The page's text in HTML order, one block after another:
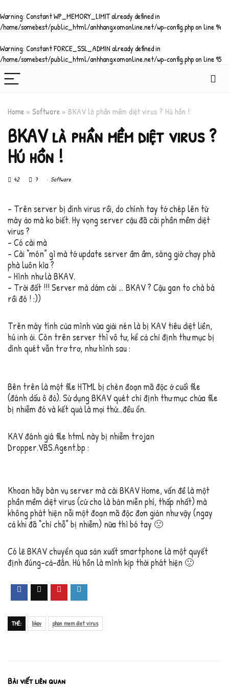
Warning: Constant WP_MEMORY_LIMIT already defined in
/home/somebest/public_html/anhhangxomonline.net/wp-config.phpon line94
Warning: Constant FORCE_SSL_ADMIN already defined in
/home/somebest/public_html/anhhangxomonline.net/wp-config.phpon line95
Home » Software » BKAV là phần mềm diệt virus ? Hú hồn !
BKAV là phần mềm diệt virus ?
Hú hồn !
42 7 Software
– Trên server bị dính virus rồi, do chính tay tớ chép lên từ
máy ảo mà ko biết. Hy vọng server cậu đã cài phần mềm diệt
virus ?
– Có cài mà
– Cài “món” gì mà tớ update server ầm ầm, sáng giờ chạy phà
phà luôn kìa ?
– Hình như là BKAV.
– Trời đất !!! Server mà dám cài … BKAV ? Cậu gan to chà bá
rồi đó ! :))
Trên máy tính của mình vừa giải nén là bị KAV tiêu diệt liền,
hú inh ỏi. Còn trên server thì vô tư, kể cả chỉ định thư mục bị
dính quét vẫn trơ trơ, như hình sau :
Bên trên là một file HTML bị chèn đoạn mã độc ở cuối file
(đánh dấu ô đỏ). Sử dụng BKAV quét chỉ định thư mục chứa file
bị nhiễm đó và kết quả là mọi thứ…đều ổn.
KAV đánh giá file html này bị nhiễm trojan
Dropper.VBS.Agent.bp :
Khoan hãy bàn vụ server mà cài BKAV Home, vấn đề là một
phần mềm diệt virus (cứ cho là bản miễn phí, thấp nhất) mà
không phát hiện nỗi một đoạn mã độc đơn giản như vậy (ngay
cả khi đã “chỉ chỗ” bị nhiễm) nữa thì bó tay 🙁
Có lẽ BKAV chuyển qua sản xuất smartphone là một quyết
định đúng-cả-đắn. Hú hồn là mình kịp thời phát hiện 🙁
THẺ: bkav phan mem diet virus
Bài viết liên quan